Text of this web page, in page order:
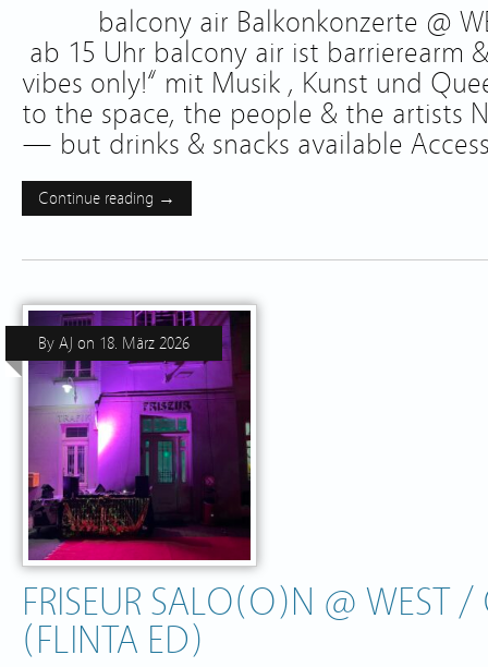
balcony air Balkonkonzerte @
ab 15 Uhr balcony air ist barrierearm
vibes only!“ mit Musik , Kunst und
to the space, the people & the artists
— but drinks & snacks available
Continue reading →
FRISEUR SALO(O)N @ WEST
(FLINTA ED)
By AJ on 18. März 2026